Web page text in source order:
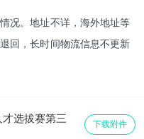
况。地址不详，海外地址等
回，长时间物流信息不更新
才选拔赛第三
下载附件